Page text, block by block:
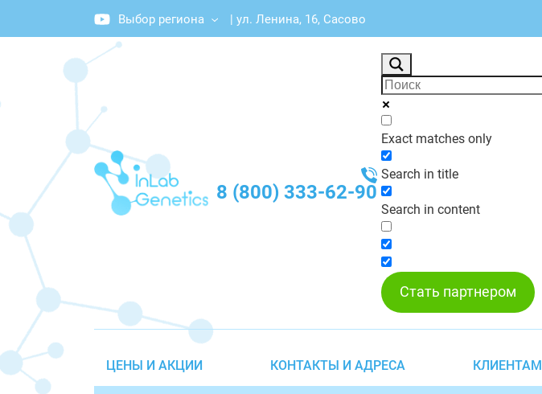
Выбор региона | ул. Ленина, 16, Сасово
8 (800) 333-62-90
Exact matches only
Search in title
Search in content
Стать партнером
ЦЕНЫ И АКЦИИ КОНТАКТЫ И АДРЕСА КЛИЕНТАМ